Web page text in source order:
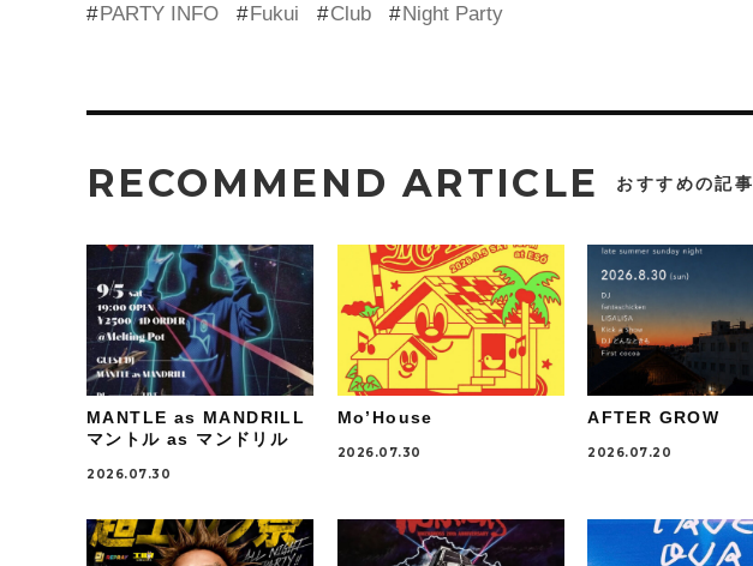
PARTY INFO Fukui Club Night Party
RECOMMEND ARTICLE おすすめの記事
MANTLE as MANDRILL
マントル as マンドリル
2026.07.30
Mo’House
2026.07.30
AFTER GROW
2026.07.20